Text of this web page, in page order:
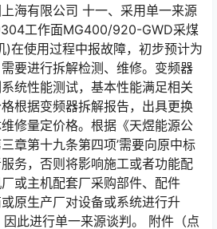
海有限公司 十一、采用单一来源
工作面MG400/920-GWD采煤
)在使用过程中报故障，初步预计为
要进行拆解检测、维修。变频器
统性能测试，基本性能满足相关
根据变频器拆解报告，出具更换
修量定价格。根据《天煜能源公
章第十九条第四项’需要向原中标
务，否则将影响施工或者功能配
或主机配套厂采购部件、配件
原生产厂对设备或系统进行升
因此进行单一来源谈判。 附件（点